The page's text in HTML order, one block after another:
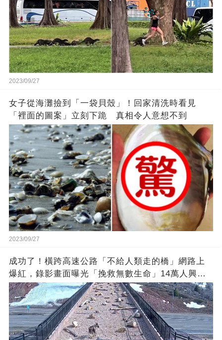
2023/09/27
女子從海灘撿到「一袋貝殼」！回家清洗時看見
「裡面的圖案」立刻下跪 真相令人意想不到
2023/09/27
成功了！橫跨高速公路「不給人類走的橋」網路上
爆紅，錄影畫面曝光「挽救無數生命」14萬人興奮
歡呼